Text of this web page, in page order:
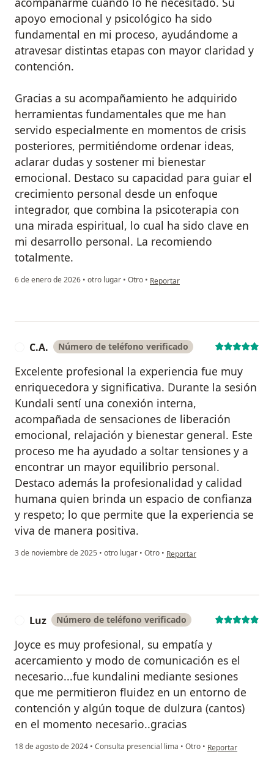
apoyo emocional y psicológico ha sido
fundamental en mi proceso, ayudándome a
atravesar distintas etapas con mayor claridad y
contención.
Gracias a su acompañamiento he adquirido
herramientas fundamentales que me han
servido especialmente en momentos de crisis
posteriores, permitiéndome ordenar ideas,
aclarar dudas y sostener mi bienestar
emocional. Destaco su capacidad para guiar el
crecimiento personal desde un enfoque
integrador, que combina la psicoterapia con
una mirada espiritual, lo cual ha sido clave en
mi desarrollo personal. La recomiendo
totalmente.
6 de enero de 2026 • otro lugar • Otro • en opinión del usuario Natalia
Reportar
C.A. Número de teléfono verificado
Excelente profesional la experiencia fue muy
enriquecedora y significativa. Durante la sesión
Kundali sentí una conexión interna,
acompañada de sensaciones de liberación
emocional, relajación y bienestar general. Este
proceso me ha ayudado a soltar tensiones y a
encontrar un mayor equilibrio personal.
Destaco además la profesionalidad y calidad
humana quien brinda un espacio de confianza
y respeto; lo que permite que la experiencia se
viva de manera positiva.
3 de noviembre de 2025 • otro lugar • Otro • en opinión del usuario C.A.
Reportar
Luz Número de teléfono verificado
Joyce es muy profesional, su empatía y
acercamiento y modo de comunicación es el
necesario...fue kundalini mediante sesiones
que me permitieron fluidez en un entorno de
contención y algún toque de dulzura (cantos)
en el momento necesario..gracias
18 de agosto de 2024 • Consulta presencial lima • Otro • en opinión del
Reportar